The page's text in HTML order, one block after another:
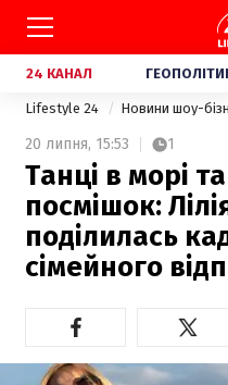
24 КАНАЛ
Lifestyle 24 Новини шоу-
20 липня, 15:53 1
Танці в морі
посмішок:
поділилась
сімейного